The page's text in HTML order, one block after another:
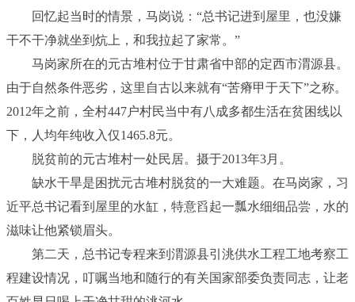
回忆起当时的情景，马岗说：“总书记进到屋里，也没嫌
干不干净就坐到炕上，和我拉起了家常。”
马岗家所在的元古堆村位于甘肃省中部的定西市渭源县。
由于自然条件恶劣，这里自古以来就有“苦瘠甲于天下”之称。
2012年之前，全村447户村民当中有八成多都生活在贫困线以
下，人均年纯收入仅1465.8元。
脱贫前的元古堆村一处民居。摄于2013年3月。
缺水干旱是困扰元古堆村脱贫的一大难题。在马岗家，习
近平总书记看到屋里的水缸，特意舀起一瓢水细细品尝，水的
滋味让他紧锁眉头。
第二天，总书记专程来到渭源县引洮供水工程工地考察工
程建设情况，叮嘱当地和随行的有关国家部委负责同志，让老